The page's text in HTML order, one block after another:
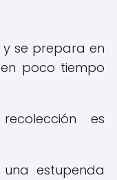
y se prepara en
poco tiempo
es
una estupenda